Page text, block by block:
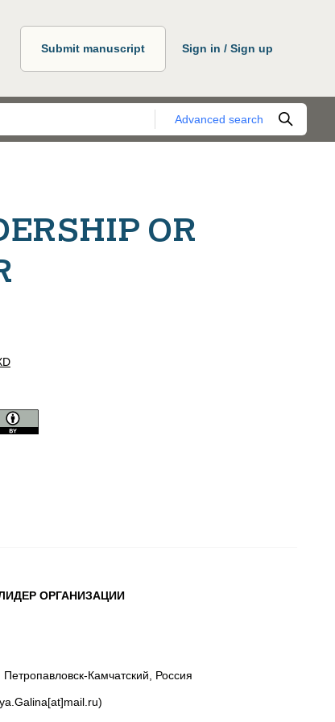
Submit manuscript Sign in / Sign up
Advanced search
OR
ОРГАНИЗАЦИИ
Петропавловск-Камчатский, Россия